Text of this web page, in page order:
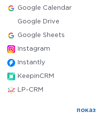
Google Calendar
Google Drive
Google Sheets
Instagram
Instantly
KeepinCRM
LP-CRM